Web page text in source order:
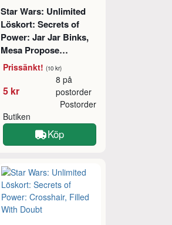
Star Wars: Unlimited
Löskort: Secrets of
Power: Jar Jar Binks,
Mesa Propose…
Prissänkt! (10 kr)
5 kr
8 på
postorder
Butiken
Postorder
Köp